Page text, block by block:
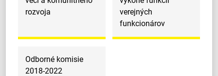
rozvoja
verejných
funkcionárov
Odborné komisie
2018-2022